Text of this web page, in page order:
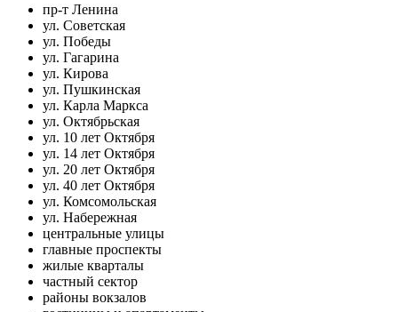
пр-т Ленина
ул. Советская
ул. Победы
ул. Гагарина
ул. Кирова
ул. Пушкинская
ул. Карла Маркса
ул. Октябрьская
ул. 10 лет Октября
ул. 14 лет Октября
ул. 20 лет Октября
ул. 40 лет Октября
ул. Комсомольская
ул. Набережная
центральные улицы
главные проспекты
жилые кварталы
частный сектор
районы вокзалов